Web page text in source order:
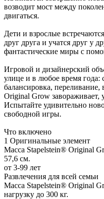
возводит мост между
двигаться.
Дети и взрослые
друг друга и учатся друг у
фантастические миры с
Игровой и дизайнерский
улице и в любое время года:
балансировка,
Original Grow завораживает,
Испытайте удивительно
свободной игры.
Что включено
1 Оригинальные элемент
Масса Stapelstein® Original
57,6 см.
от 3-99 лет
Развлечения для всей семьи
Масса Stapelstein® Original
нагрузку до 300 кг.